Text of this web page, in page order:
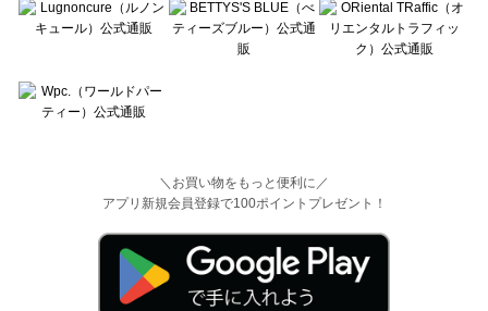
＼お買い物をもっと便利に／
アプリ新規会員登録で100ポイントプレゼント！